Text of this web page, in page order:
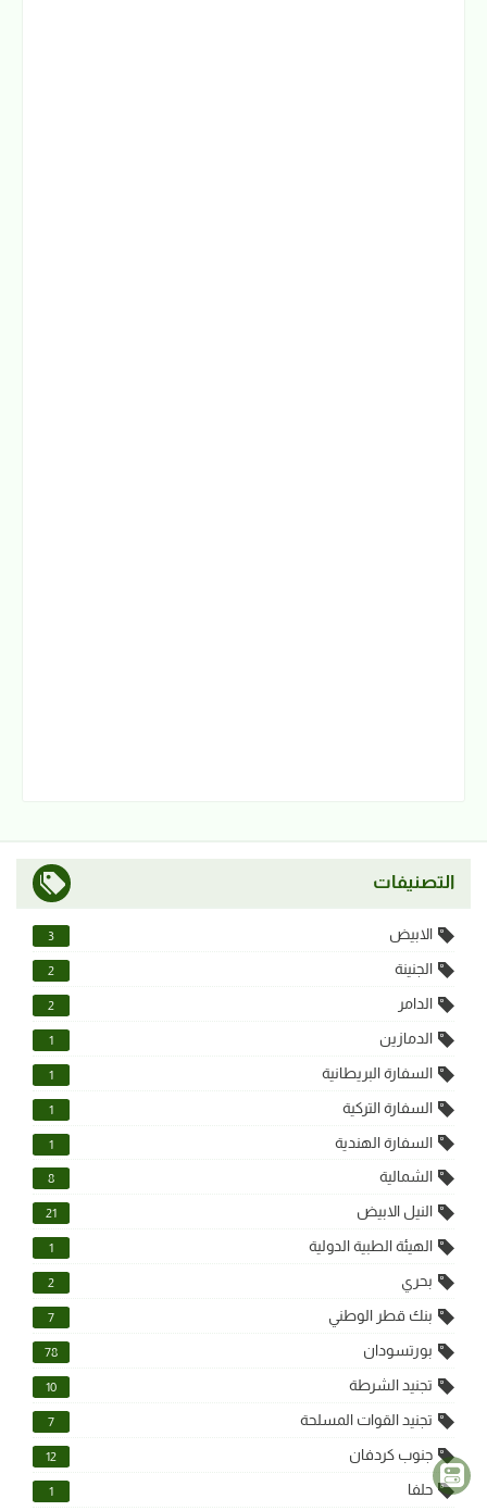
التصنيفات
الابيض 3
الجنينة 2
الدامر 2
الدمازين 1
السفارة البريطانية 1
السفارة التركية 1
السفارة الهندية 1
الشمالية 8
النيل الابيض 21
الهيئة الطبية الدولية 1
بحري 2
بنك قطر الوطني 7
بورتسودان 78
تجنيد الشرطة 10
تجنيد القوات المسلحة 7
جنوب كردفان 12
حلفا 1